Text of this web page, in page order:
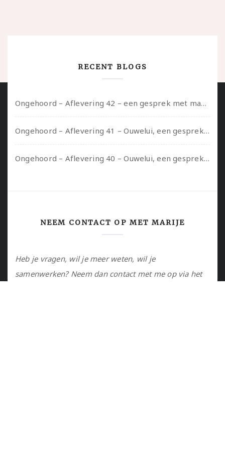
RECENT BLOGS
Ongehoord – Aflevering 42 – een gesprek met marijn over seksueel opbloeien, het ouderschap uitvinden en verschillende leeftijden in je mee dragen
Ongehoord – Aflevering 41 – Ouwelui, een gesprek met Marcelle over polyamorie op latere leeftijd, (mantel)zorg voor je partners en seksueel plezier.
Ongehoord – Aflevering 40 – Ouwelui, een gesprek met Sadie Lune over vormende relaties en de geschiedenis van de queer pornobeweging
NEEM CONTACT OP MET MARIJE
Heb je vragen, wil je meer weten, wil je
samenwerken? Neem dan contact met me op via het